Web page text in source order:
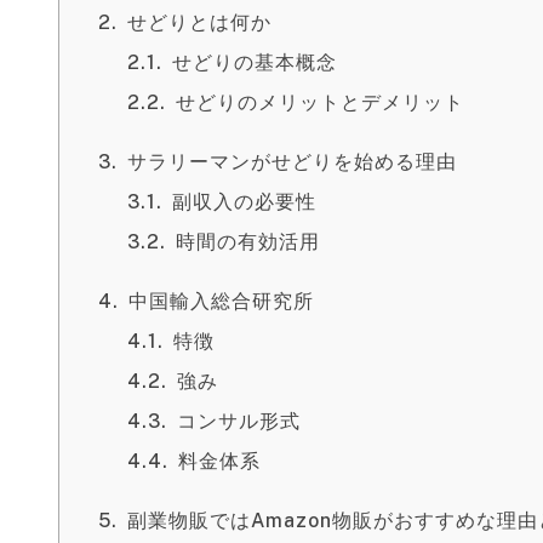
せどりとは何か
せどりの基本概念
せどりのメリットとデメリット
サラリーマンがせどりを始める理由
副収入の必要性
時間の有効活用
中国輸入総合研究所
特徴
強み
コンサル形式
料金体系
副業物販ではAmazon物販がおすすめな理由